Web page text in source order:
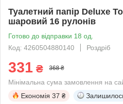
Туалетний папір Deluxe
шаровий 16 рулонів
Готово до відправки 18 од.
Код: 4260504880140
Роздріб
331 ₴ 368 ₴
Мінімальна сума замовлення на
Економія 37 ₴